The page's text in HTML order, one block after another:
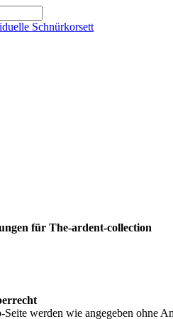
für The-ardent-collection
werden wie angegeben ohne